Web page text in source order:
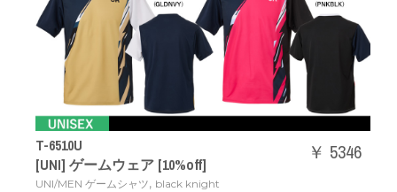
T-6510U
[UNI] ゲームウェア [10%off]
UNI/MEN ゲームシャツ, black knight
￥ 5346